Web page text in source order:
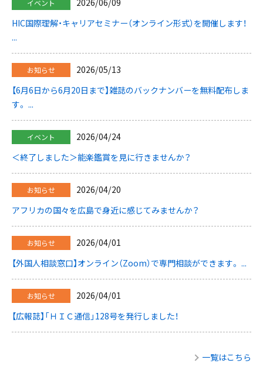
イベント
2026/06/09
HIC国際理解・キャリアセミナー（オンライン形式）を開催します！
...
お知らせ
2026/05/13
【6月6日から6月20日まで】雑誌のバックナンバーを無料配布しま
す。 ...
イベント
2026/04/24
＜終了しました＞能楽鑑賞を見に行きませんか？
お知らせ
2026/04/20
アフリカの国々を広島で身近に感じてみませんか？
お知らせ
2026/04/01
【外国人相談窓口】オンライン（Zoom）で専門相談ができます。 ...
お知らせ
2026/04/01
【広報誌】「ＨＩＣ通信」128号を発行しました！
一覧はこちら